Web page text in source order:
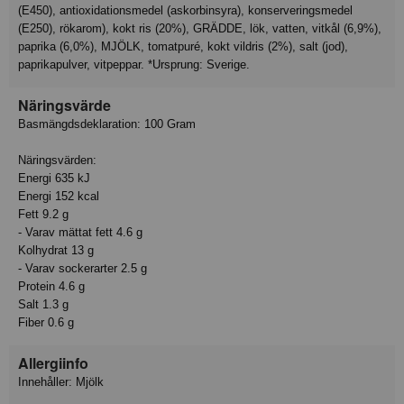
(E450), antioxidationsmedel (askorbinsyra), konserveringsmedel
(E250), rökarom), kokt ris (20%), GRÄDDE, lök, vatten, vitkål (6,9%),
paprika (6,0%), MJÖLK, tomatpuré, kokt vildris (2%), salt (jod),
paprikapulver, vitpeppar. *Ursprung: Sverige.
Näringsvärde
Basmängdsdeklaration: 100 Gram
Näringsvärden:
Energi 635 kJ
Energi 152 kcal
Fett 9.2 g
- Varav mättat fett 4.6 g
Kolhydrat 13 g
- Varav sockerarter 2.5 g
Protein 4.6 g
Salt 1.3 g
Fiber 0.6 g
Allergiinfo
Innehåller: Mjölk